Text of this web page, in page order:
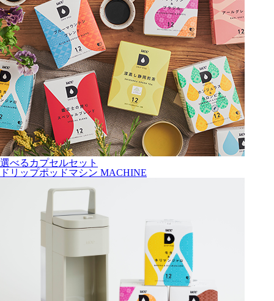
選べるカプセルセット
ドリップポッドマシン MACHINE